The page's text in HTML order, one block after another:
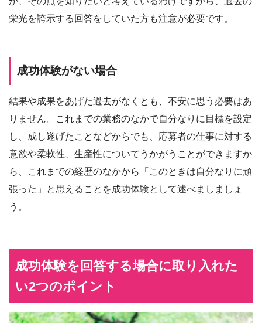
栄光を誇示する回答をしていた方も注意が必要です。
成功体験がない場合
結果や成果をあげた過去がなくとも、不安に思う必要はあ
りません。これまでの業務のなかで自分なりに目標を設定
し、成し遂げたことなどからでも、応募者の仕事に対する
意欲や柔軟性、生産性についてうかがうことができますか
ら、これまでの経歴のなかから「このときは自分なりに頑
張った」と思えることを成功体験として述べましましょ
う。
成功体験を回答する場合に取り入れた
い2つのポイント